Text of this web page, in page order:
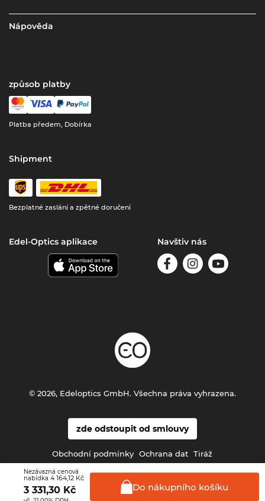
Nezávazná cenová
nabídka 4 164,12 Kč
3 331,30 Kč Do nákupního košíku
Nápověda
způsob platby
Platba předem, Dobírka
Shipment
Bezplatné zaslání a zpětné doručení
Edel-Optics aplikace Navštiv nás
zde odstoupit od smlouvy
Obchodní podmínky Ochrana dat Tiráž
© 2026, Edeloptics GmbH. Všechna práva vyhrazena.